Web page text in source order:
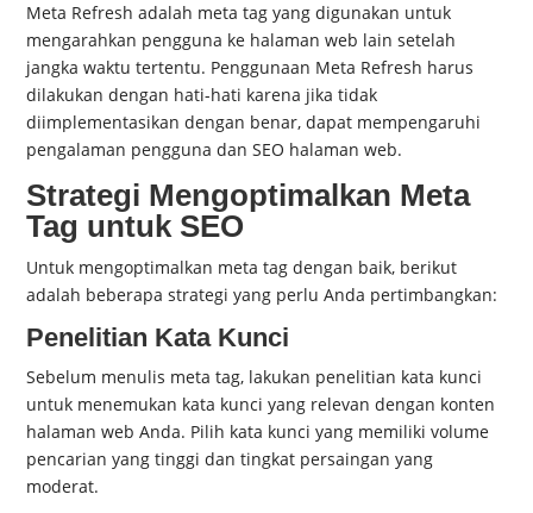
Meta Refresh adalah meta tag yang digunakan untuk
mengarahkan pengguna ke halaman web lain setelah
jangka waktu tertentu. Penggunaan Meta Refresh harus
dilakukan dengan hati-hati karena jika tidak
diimplementasikan dengan benar, dapat mempengaruhi
pengalaman pengguna dan SEO halaman web.
Strategi Mengoptimalkan Meta
Tag untuk SEO
Untuk mengoptimalkan meta tag dengan baik, berikut
adalah beberapa strategi yang perlu Anda pertimbangkan:
Penelitian Kata Kunci
Sebelum menulis meta tag, lakukan penelitian kata kunci
untuk menemukan kata kunci yang relevan dengan konten
halaman web Anda. Pilih kata kunci yang memiliki volume
pencarian yang tinggi dan tingkat persaingan yang
moderat.